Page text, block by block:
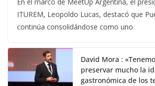
ITUREM, Leopoldo Lucas, destacó que
continúa consolidándose como uno
David Mora :
preservar mucho la
gastronómica de los